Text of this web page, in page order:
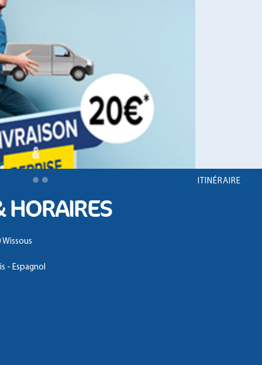
ITINÉRAIRE
HORAIRES
Wissous
- Espagnol